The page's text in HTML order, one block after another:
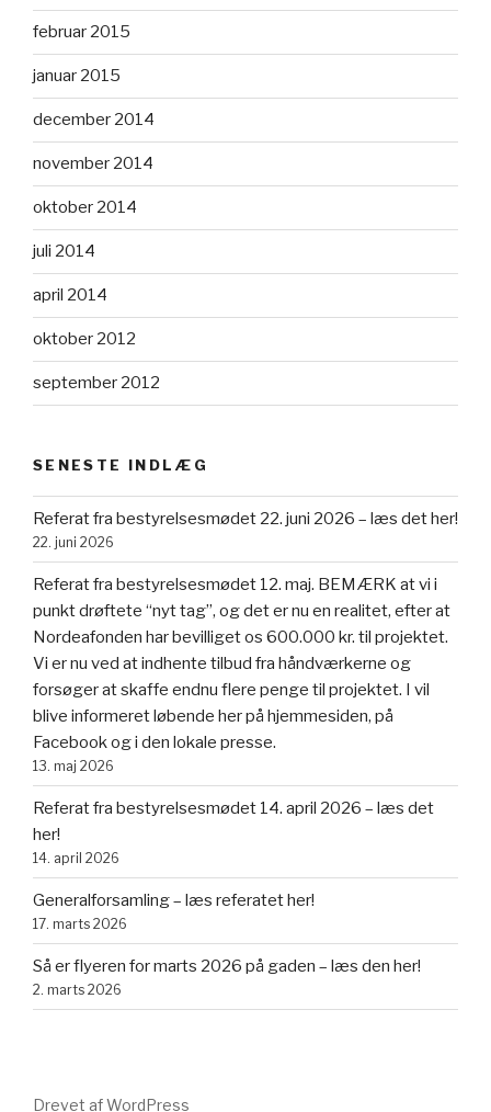
februar 2015
januar 2015
december 2014
november 2014
oktober 2014
juli 2014
april 2014
oktober 2012
september 2012
SENESTE INDLÆG
Referat fra bestyrelsesmødet 22. juni 2026 – læs det her!
22. juni 2026
Referat fra bestyrelsesmødet 12. maj. BEMÆRK at vi i
punkt drøftete “nyt tag”, og det er nu en realitet, efter at
Nordeafonden har bevilliget os 600.000 kr. til projektet.
Vi er nu ved at indhente tilbud fra håndværkerne og
forsøger at skaffe endnu flere penge til projektet. I vil
blive informeret løbende her på hjemmesiden, på
Facebook og i den lokale presse.
13. maj 2026
Referat fra bestyrelsesmødet 14. april 2026 – læs det
her!
14. april 2026
Generalforsamling – læs referatet her!
17. marts 2026
Så er flyeren for marts 2026 på gaden – læs den her!
2. marts 2026
Drevet af WordPress